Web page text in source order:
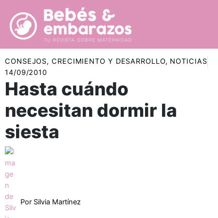
contenido
CONSEJOS,CRECIMIENTO Y DESARROLLO, NOTICIAS
14/09/2010
Hasta cuándo
necesitan dormir la
siesta
Por Silvia Martínez